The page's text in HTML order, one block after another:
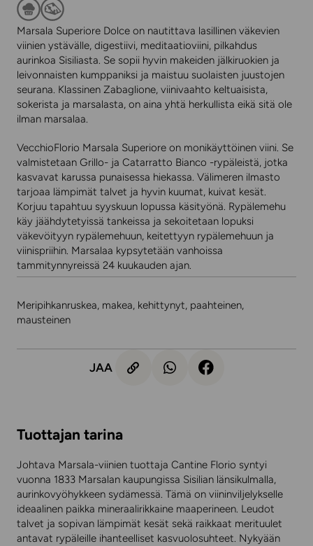
Marsala Superiore Dolce on nautittava lasillinen väkevien
viinien ystävälle, digestiivi, meditaatioviini, pilkahdus
aurinkoa Sisiliasta. Se sopii hyvin makeiden jälkiruokien ja
leivonnaisten kumppaniksi ja maistuu suolaisten juustojen
seurana. Klassinen Zabaglione, viinivaahto keltuaisista,
sokerista ja marsalasta, on aina yhtä herkullista eikä sitä ole
ilman marsalaa.
VecchioFlorio Marsala Superiore on monikäyttöinen viini. Se
valmistetaan Grillo- ja Catarratto Bianco -rypäleistä, jotka
kasvavat karussa punaisessa hiekassa. Välimeren ilmasto
tarjoaa lämpimät talvet ja hyvin kuumat, kuivat kesät.
Korjuu tapahtuu syyskuun lopussa käsityönä. Rypälemehu
käy jäähdytetyissä tankeissa ja sekoitetaan lopuksi
väkevöityyn rypälemehuun, keitettyyn rypälemehuun ja
viinispriihin. Marsalaa kypsytetään vanhoissa
tammitynnyreissä 24 kuukauden ajan.
Meripihkanruskea, makea, kehittynyt, paahteinen,
mausteinen
JAA
Tuottajan tarina
Johtava Marsala-viinien tuottaja Cantine Florio syntyi
vuonna 1833 Marsalan kaupungissa Sisilian länsikulmalla,
aurinkovyöhykkeen sydämessä. Tämä on viininviljelykselle
ideaalinen paikka mineraalirikkaine maaperineen. Leudot
talvet ja sopivan lämpimät kesät sekä raikkaat merituulet
antavat rypäleille ihanteelliset kasvuolosuhteet. Nykyään